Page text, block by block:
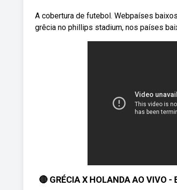
A cobertura de futebol. Webpaíses
grêcia no phillips stadium, nos países
🔴 GRÉCIA X HOLANDA AO VIVO